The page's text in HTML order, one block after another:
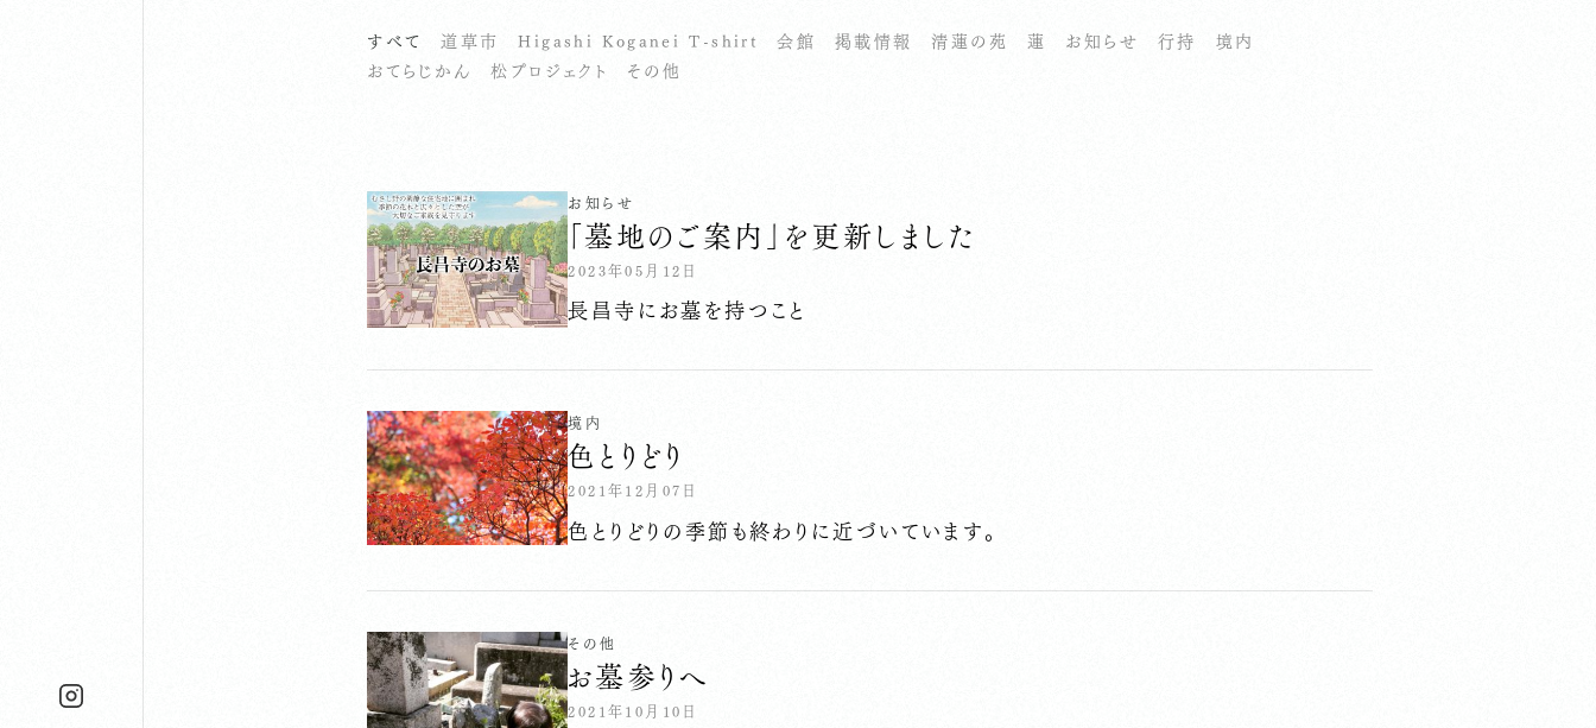
すべて 道草市 Higashi Koganei T-shirt 会館 掲載情報 清蓮の苑 蓮 お知らせ 行持
境内
おてらじかん
松プロジェクト その他
お知らせ
「墓地のご案内」を更新しました
2023年05月12日
長昌寺にお墓を持つこと
境内
色とりどり
2021年12月07日
色とりどりの季節も終わりに近づいています。
その他
お墓参りへ
2021年10月10日